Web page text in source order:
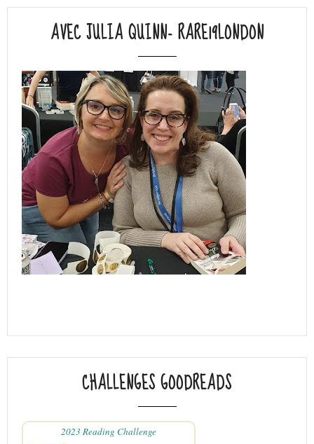
AVEC JULIA QUINN- RARE19LONDON
CHALLENGES GOODREADS
2023 Reading Challenge